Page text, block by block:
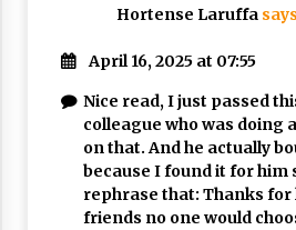
Hortense Laruffa
April 16, 2025 at 07:55
Nice read, I just passed
colleague who was doing
on that. And he actually
because I found it for him
rephrase that: Thanks for
friends no one would